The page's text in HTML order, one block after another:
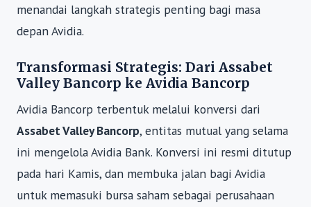
menandai langkah strategis penting bagi masa
depan Avidia.
Transformasi Strategis: Dari Assabet
Valley Bancorp ke Avidia Bancorp
Avidia Bancorp terbentuk melalui konversi dari
Assabet Valley Bancorp, entitas mutual yang selama
ini mengelola Avidia Bank. Konversi ini resmi ditutup
pada hari Kamis, dan membuka jalan bagi Avidia
untuk memasuki bursa saham sebagai perusahaan